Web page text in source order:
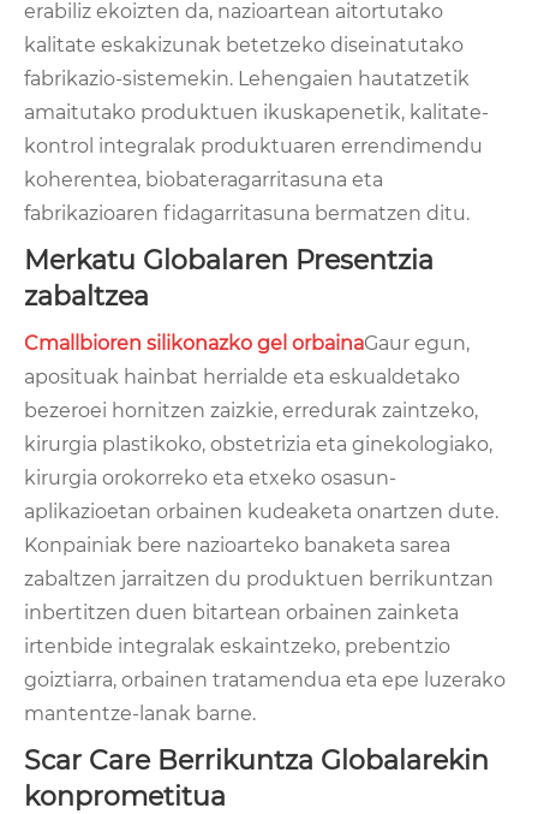
erabiliz ekoizten da, nazioartean aitortutako
kalitate eskakizunak betetzeko diseinatutako
fabrikazio-sistemekin. Lehengaien hautatzetik
amaitutako produktuen ikuskapenetik, kalitate-
kontrol integralak produktuaren errendimendu
koherentea, biobateragarritasuna eta
fabrikazioaren fidagarritasuna bermatzen ditu.
Merkatu Globalaren Presentzia
zabaltzea
Cmallbioren silikonazko gel orbainaGaur egun,
aposituak hainbat herrialde eta eskualdetako
bezeroei hornitzen zaizkie, erredurak zaintzeko,
kirurgia plastikoko, obstetrizia eta ginekologiako,
kirurgia orokorreko eta etxeko osasun-
aplikazioetan orbainen kudeaketa onartzen dute.
Konpainiak bere nazioarteko banaketa sarea
zabaltzen jarraitzen du produktuen berrikuntzan
inbertitzen duen bitartean orbainen zainketa
irtenbide integralak eskaintzeko, prebentzio
goiztiarra, orbainen tratamendua eta epe luzerako
mantentze-lanak barne.
Scar Care Berrikuntza Globalarekin
konprometitua